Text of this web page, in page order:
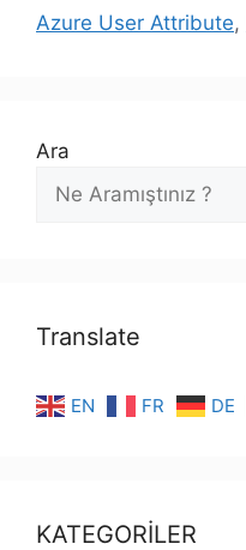
Azure User Attribute,
Ara
Translate
EN FR DE
KATEGORİLER